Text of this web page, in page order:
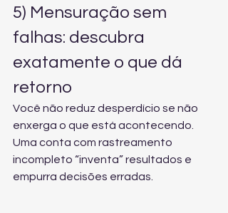
5) Mensuração sem
falhas: descubra
exatamente o que dá
retorno
Você não reduz desperdício se não
enxerga o que está acontecendo.
Uma conta com rastreamento
incompleto “inventa” resultados e
empurra decisões erradas.